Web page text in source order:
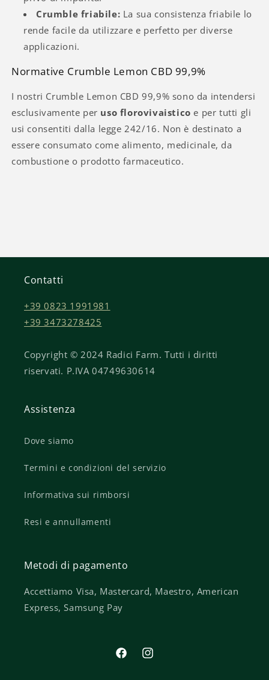
Crumble friabile: La sua consistenza friabile lo
rende facile da utilizzare e perfetto per diverse
applicazioni.
Normative Crumble Lemon CBD 99,9%
I nostri Crumble Lemon CBD 99,9% sono da intendersi
esclusivamente per uso florovivaistico e per tutti gli
usi consentiti dalla legge 242/16. Non è destinato a
essere consumato come alimento, medicinale, da
combustione o prodotto farmaceutico.
Contatti
+39 0823 1991981
+39 3473278425
Copyright © 2024 Radici Farm. Tutti i diritti
riservati. P.IVA 04749630614
Assistenza
Dove siamo
Termini e condizioni del servizio
Informativa sui rimborsi
Resi e annullamenti
Metodi di pagamento
Accettiamo Visa, Mastercard, Maestro, American
Express, Samsung Pay
FacebookInstagram